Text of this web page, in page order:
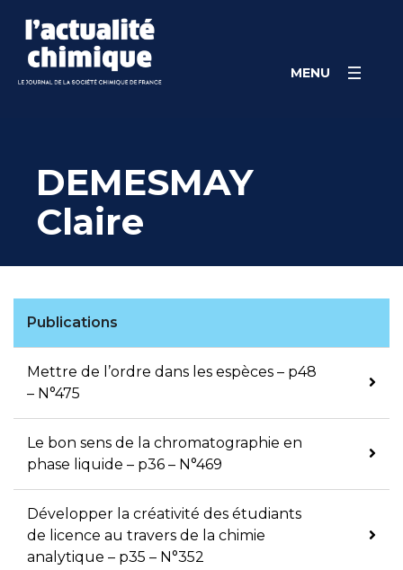
content
MENU
DEMESMAY
Claire
Publications
Mettre de l’ordre dans les espèces – p48
– N°475
Le bon sens de la chromatographie en
phase liquide – p36 – N°469
Développer la créativité des étudiants
de licence au travers de la chimie
analytique – p35 – N°352